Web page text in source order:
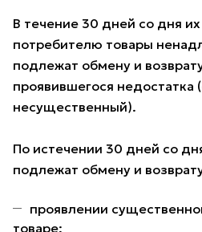
В течение 30 дней со дня
потребителю товары
подлежат обмену и
проявившегося
несущественный).
По истечении 30 дней со
подлежат обмену и
проявлении
товаре;